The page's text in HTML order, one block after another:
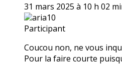
31 mars 2025 à 10 h 02
aria10
Participant
Coucou non, ne vous
Pour la faire courte